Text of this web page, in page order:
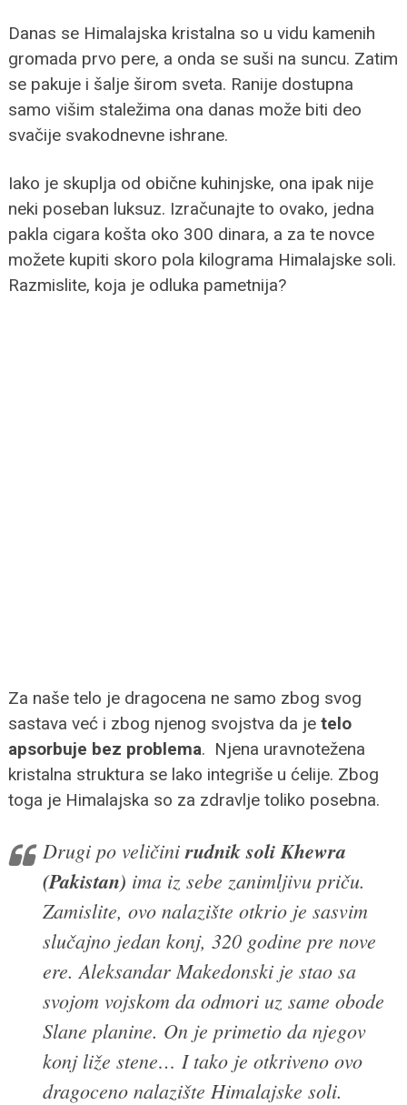
Danas se Himalajska kristalna so u vidu kamenih
gromada prvo pere, a onda se suši na suncu. Zatim
se pakuje i šalje širom sveta. Ranije dostupna
samo višim staležima ona danas može biti deo
svačije svakodnevne ishrane.
Iako je skuplja od obične kuhinjske, ona ipak nije
neki poseban luksuz. Izračunajte to ovako, jedna
pakla cigara košta oko 300 dinara, a za te novce
možete kupiti skoro pola kilograma Himalajske soli.
Razmislite, koja je odluka pametnija?
Za naše telo je dragocena ne samo zbog svog
sastava već i zbog njenog svojstva da je telo
apsorbuje bez problema. Njena uravnotežena
kristalna struktura se lako integriše u ćelije. Zbog
toga je Himalajska so za zdravlje toliko posebna.
Drugi po veličinirudnik soli Khewra
(Pakistan) ima iz sebe zanimljivu priču.
Zamislite, ovo nalazište otkrio je sasvim
slučajno jedan konj, 320 godine pre nove
ere. Aleksandar Makedonski je stao sa
svojom vojskom da odmori uz same obode
Slane planine. On je primetio da njegov
konj liže stene… I tako je otkriveno ovo
dragoceno nalazište Himalajske soli.